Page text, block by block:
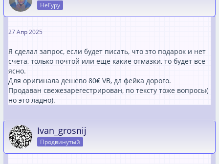
НеГуру
27 Апр 2025
Я сделал запрос, если будет писать, что это подарок и нет
счета, только почтой или еще какие отмазки, то будет все
ясно.
Для оригинала дешево 80€ VB, дл фейка дорого.
Продаван свежезарегестрирован, по тексту тоже вопросы(
но это ладно).
Ivan_grosnij
Продвинутый